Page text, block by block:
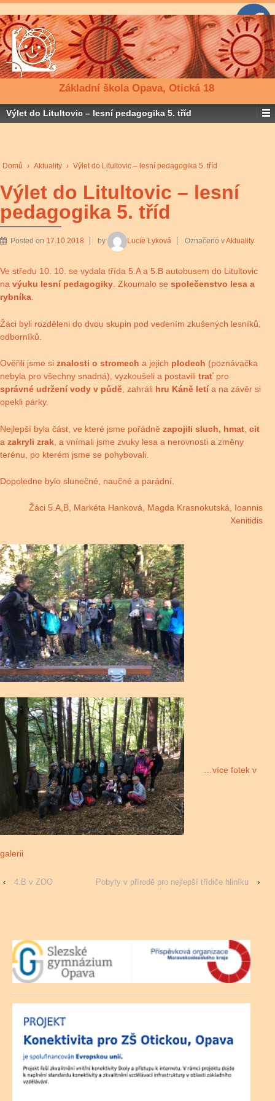
Základní škola Opava, Otická 18
Výlet do Litultovic – lesní pedagogika 5. tříd
Domů › Aktuality › Výlet do Litultovic – lesní pedagogika 5. tříd
Výlet do Litultovic – lesní
pedagogika 5. tříd
Posted on 17.10.2018 by Lucie Lyková Označeno vAktuality
Ve středu 10. 10. se vydala třída 5.A a 5.B autobusem do Litultovic
na výuku lesní pedagogiky. Zkoumalo se společenstvo lesa a
rybníka.
Žáci byli rozděleni do dvou skupin pod vedením zkušených lesníků,
odborníků.
Ověřili jsme si znalosti o stromech a jejich plodech (poznávačka
nebyla pro všechny snadná), vyzkoušeli a postavili trať pro
správné udržení vody v půdě , zahráli hru Káně letí a na závěr si
opekli párky.
Nejlepší byla část, ve které jsme pořádně zapojili sluch, hmat cit
a zakryli zrak , a vnímali jsme zvuky lesa a nerovnosti a změny
terénu, po kterém jsme se pohybovali.
Dopoledne bylo slunečné, naučné a parádní.
Žáci 5.A,B, Markéta Hanková, Magda Krasnokutská, Ioannis
Xenitidis
…více fotek v
galerii
‹ 4.B v ZOO Pobyty v přírodě pro nejlepší třídiče hliníku ›